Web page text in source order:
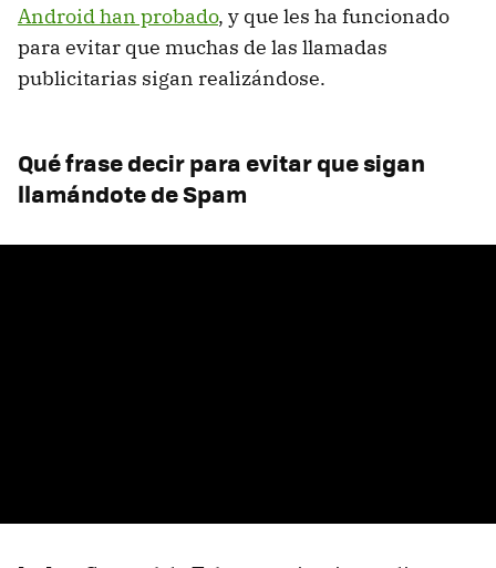
Android han probado, y que les ha funcionado
para evitar que muchas de las llamadas
publicitarias sigan realizándose.
Qué frase decir para evitar que sigan
llamándote de Spam